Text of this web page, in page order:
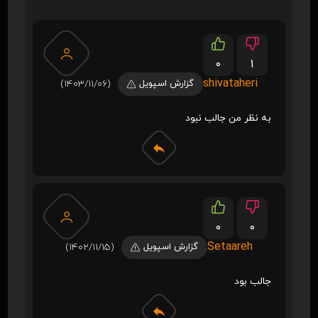
0
1
shivataheri
گزارش اسپویل (1403/11/06)
به نظر من جالب نبود
0
0
Setaareh
گزارش اسپویل (1402/11/15)
جالب بود